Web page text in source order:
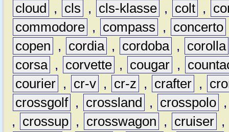
cloud
, cls , cls-klasse , colt ,
commodore , compass , concerto
copen
, cordia , cordoba ,
corolla
corsa , corvette , cougar ,
courier , cr-v , cr-z , crafter ,
crossgolf , crossland , crosspolo
,
crossup , crosswagon , cruiser ,